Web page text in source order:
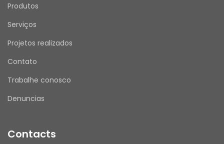
Produtos
Serviços
Projetos realizados
Contato
Trabalhe conosco
Denuncias
Contacts